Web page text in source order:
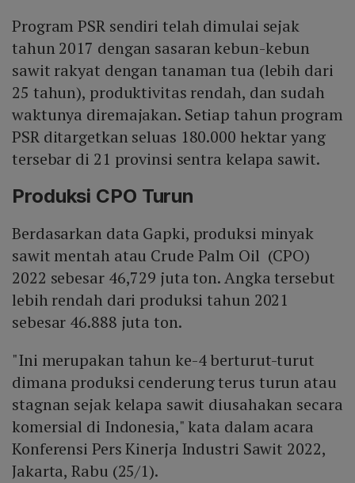
Program PSR sendiri telah dimulai sejak
tahun 2017 dengan sasaran kebun-kebun
sawit rakyat dengan tanaman tua (lebih dari
25 tahun), produktivitas rendah, dan sudah
waktunya diremajakan. Setiap tahun program
PSR ditargetkan seluas 180.000 hektar yang
tersebar di 21 provinsi sentra kelapa sawit.
Produksi CPO Turun
Berdasarkan data Gapki, produksi minyak
sawit mentah atau Crude Palm Oil (CPO)
2022 sebesar 46,729 juta ton. Angka tersebut
lebih rendah dari produksi tahun 2021
sebesar 46.888 juta ton.
"Ini merupakan tahun ke-4 berturut-turut
dimana produksi cenderung terus turun atau
stagnan sejak kelapa sawit diusahakan secara
komersial di Indonesia," kata dalam acara
Konferensi Pers Kinerja Industri Sawit 2022,
Jakarta, Rabu (25/1).